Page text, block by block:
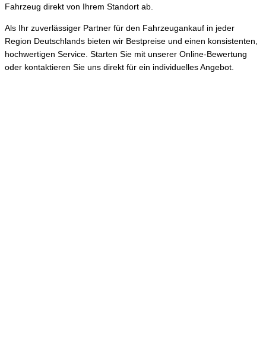
Fahrzeug direkt von Ihrem Standort ab.
Als Ihr zuverlässiger Partner für den Fahrzeugankauf in jeder
Region Deutschlands bieten wir Bestpreise und einen konsistenten,
hochwertigen Service. Starten Sie mit unserer Online-Bewertung
oder kontaktieren Sie uns direkt für ein individuelles Angebot.